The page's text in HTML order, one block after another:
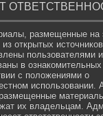
размещенные на
открытых
пользователями
в
с положениями о
использовании.
их владельцам.